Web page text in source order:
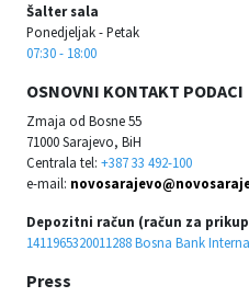
Šalter sala
Ponedjeljak - Petak
07:30 - 18:00
OSNOVNI KONTAKT PODACI
Zmaja od Bosne 55
71000 Sarajevo, BiH
Centrala tel: +387 33 492-100
e-mail:
Depozitni račun (račun za
1411965320011288 Bosna Bank
Press